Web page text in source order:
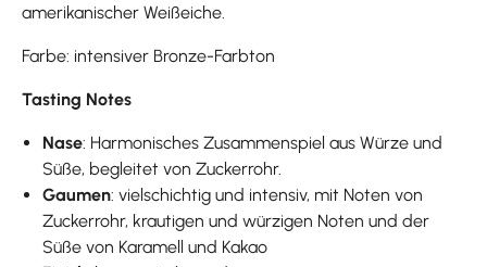
amerikanischer Weißeiche.
Farbe: intensiver Bronze-Farbton
Tasting Notes
Nase: Harmonisches Zusammenspiel aus Würze und
Süße, begleitet von Zuckerrohr.
Gaumen: vielschichtig und intensiv, mit Noten von
Zuckerrohr, krautigen und würzigen Noten und der
Süße von Karamell und Kakao